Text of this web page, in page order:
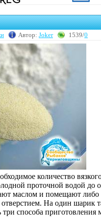
Автор: Joker 1539/0
количество вязкого
проточной водой до
маслом и помещают либо
На один шарик
способа